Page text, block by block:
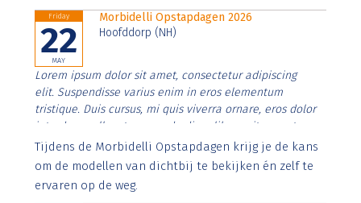
Friday
22
MAY
Morbidelli Opstapdagen 2026
Hoofddorp (NH)
Lorem ipsum dolor sit amet, consectetur adipiscing
elit. Suspendisse varius enim in eros elementum
tristique. Duis cursus, mi quis viverra ornare, eros dolor
interdum nulla, ut commodo diam libero vitae erat.
Aenean faucibus nibh et justo cursus id rutrum lorem
imperdiet. Nunc ut sem vitae risus tristique posuere.
Tijdens de Morbidelli Opstapdagen krijg je de kans
om de modellen van dichtbij te bekijken én zelf te
ervaren op de weg.